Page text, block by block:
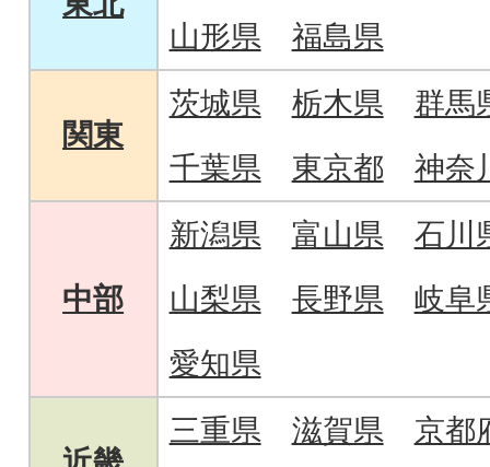
山形県
福島県
関東
茨城県 栃木県
群馬
千葉県
東京都 神奈
中部
新潟県 富山県
石川
山梨県
長野県
岐阜
愛知県
三重県 滋賀県
京都